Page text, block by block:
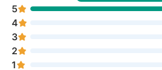
5
4
3
2
1